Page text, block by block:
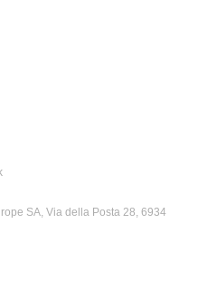
SA, Via della Posta 28, 6934